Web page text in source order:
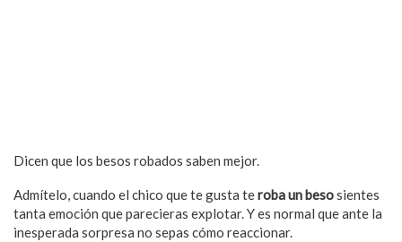
Dicen que los besos robados saben mejor.
Admítelo, cuando el chico que te gusta teroba un besosientes
tanta emoción que parecieras explotar. Y es normal que ante la
inesperada sorpresa no sepas cómo reaccionar.